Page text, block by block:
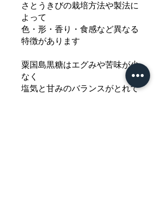
さとうきびの栽培方法や製法に
よって
色・形・香り・食感など異なる
特徴があります
粟国島黒糖はエグみや苦味が少
なく
塩気と甘みのバランスがとれて